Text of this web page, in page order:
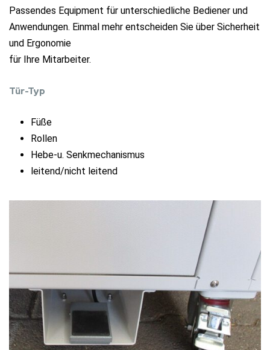
Passendes Equipment für unterschiedliche Bediener und
Anwendungen. Einmal mehr entscheiden Sie über Sicherheit
und Ergonomie
für Ihre Mitarbeiter.
Tür-Typ
Füße
Rollen
Hebe-u. Senkmechanismus
leitend/nicht leitend